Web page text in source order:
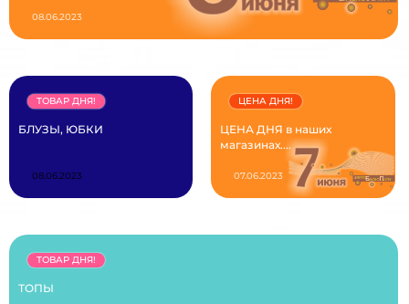
08.06.2023
БЛУЗЫ, ЮБКИ
ТОВАР ДНЯ!
08.06.2023
ЦЕНА ДНЯ в наших
магазинах....
ЦЕНА ДНЯ!
07.06.2023
ТОПЫ
ТОВАР ДНЯ!